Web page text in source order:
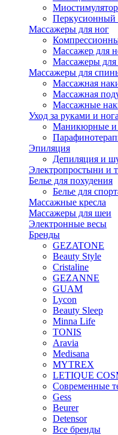
Миостимулятор
Перкусионный
Массажеры для ног
Массажер для
Массажеры для
Массажеры для
Массажная
Массажная
Массажные
Уход за руками и
Маникюрные и
Эпиляция
Депиляция и
Электропростыни и
Белье для похудения
Белье для
Массажные кресла
Массажеры для шеи
Электронные весы
Бренды
GEZATONE
Beauty Style
Cristaline
GEZANNE
GUAM
Lycon
Beauty Sleep
Minna Life
TONIS
Aravia
Medisana
MYTREX
LETIQUE
Современные
Gess
Beurer
Detensor
Все бренды